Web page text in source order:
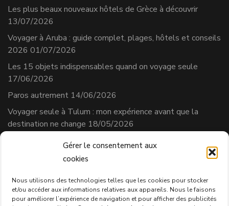
Gérer le consentement aux
cookies
Nous utilisons des technologies telles que les cookies pour stocker
et/ou accéder aux informations relatives aux appareils. Nous le faisons
pour améliorer l’expérience de navigation et pour afficher des publicités
Les plus beaux nouveaux hôtels de Grèce à découvrir
13/07/2026
Voyager à Aruba : guide complet, plages, hôtels et conseils
2026 01/07/2026
Les 15 objets indispensables quand on voyage seule
17/06/2026
Paros autrement 14/06/2026
Voyager seule à Tulum : mon expérience avant que la
destination ne change 18/05/2026
Prestataire de services
N° affilié AVS : 331.684.3